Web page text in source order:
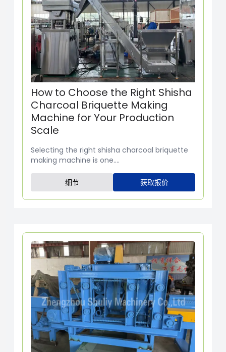
How to Choose the Right Shisha
Charcoal Briquette Making
Machine for Your Production
Scale
Selecting the right shisha charcoal briquette
making machine is one....
细节 获取报价